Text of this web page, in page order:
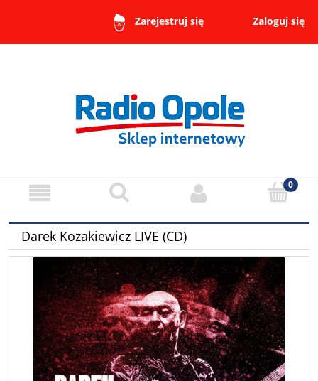
Zarejestruj się Zaloguj się
Darek Kozakiewicz LIVE (CD)